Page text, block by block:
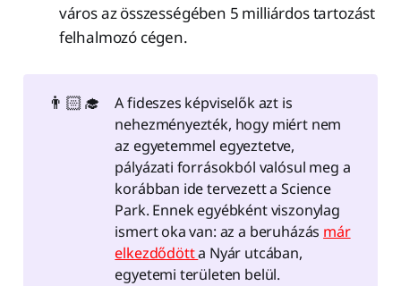
város az összességében 5 milliárdos tartozást
felhalmozó cégen.
👨🏻‍🎓
A fideszes képviselők azt is
nehezményezték, hogy miért nem
az egyetemmel egyeztetve,
pályázati forrásokból valósul meg a
korábban ide tervezett a Science
Park. Ennek egyébként viszonylag
ismert oka van: az a beruházás már
elkezdődötta Nyár utcában,
egyetemi területen belül.